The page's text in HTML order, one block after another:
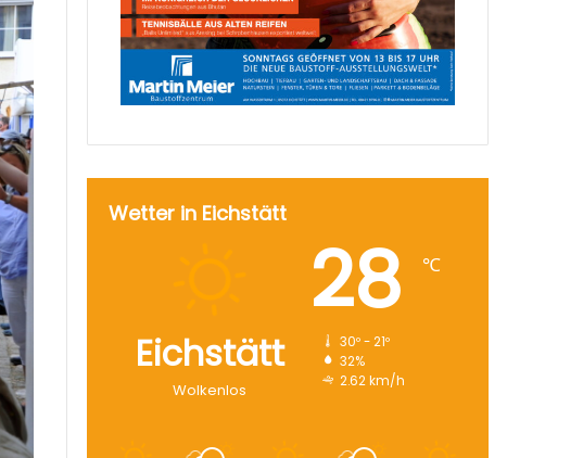
Wetter in Eichstätt
Eichstätt
Wolkenlos
28 ℃
30º - 21º
32%
2.62 km/h